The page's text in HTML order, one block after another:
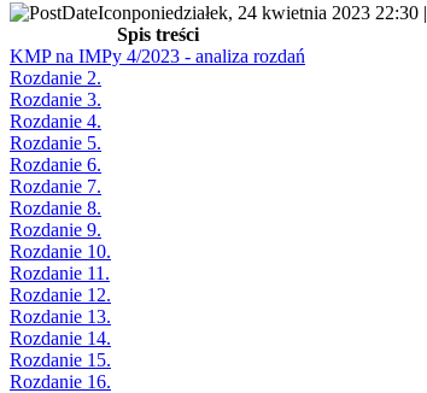
poniedziałek, 24 kwietnia 2023 22:30 |
Spis treści
KMP na IMPy 4/2023 - analiza rozdań
Rozdanie 2.
Rozdanie 3.
Rozdanie 4.
Rozdanie 5.
Rozdanie 6.
Rozdanie 7.
Rozdanie 8.
Rozdanie 9.
Rozdanie 10.
Rozdanie 11.
Rozdanie 12.
Rozdanie 13.
Rozdanie 14.
Rozdanie 15.
Rozdanie 16.